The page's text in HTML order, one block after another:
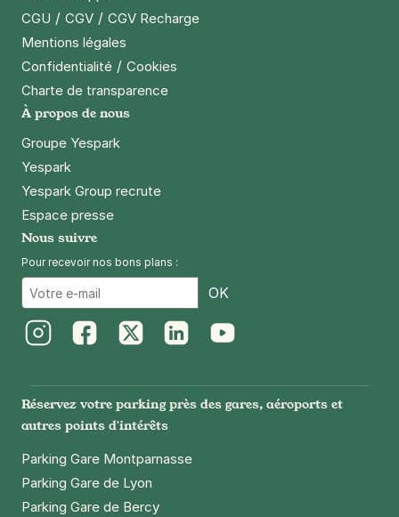
CGU / CGV / CGV Recharge
Mentions légales
Confidentialité / Cookies
Charte de transparence
À propos de nous
Groupe Yespark
Yespark
Yespark Group recrute
Espace presse
Nous suivre
Pour recevoir nos bons plans :
OK
Réservez votre parking près des gares, aéroports et
autres points d'intérêts
Parking Gare Montparnasse
Parking Gare de Lyon
Parking Gare de Bercy